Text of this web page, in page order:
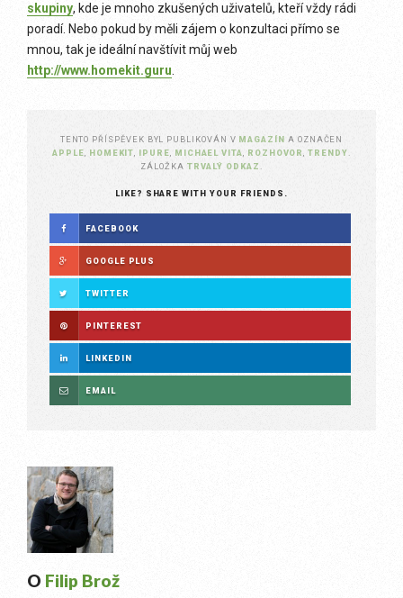
skupiny, kde je mnoho zkušených uživatelů, kteří vždy rádi
poradí. Nebo pokud by měli zájem o konzultaci přímo se
mnou, tak je ideální navštívit můj web
http://www.homekit.guru.
TENTO PŘÍSPĚVEK BYL PUBLIKOVÁN V MAGAZÍN A OZNAČEN
APPLE, HOMEKIT, IPURE, MICHAEL VITA, ROZHOVOR,TRENDY.
ZÁLOŽKA TRVALÝ ODKAZ .
LIKE? SHARE WITH YOUR FRIENDS.
FACEBOOK
GOOGLE PLUS
TWITTER
PINTEREST
LINKEDIN
EMAIL
O Filip Brož